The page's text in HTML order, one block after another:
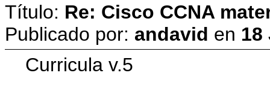
Título: Re: Cisco CCNA
Publicado por: andavid en 18
Curricula v.5